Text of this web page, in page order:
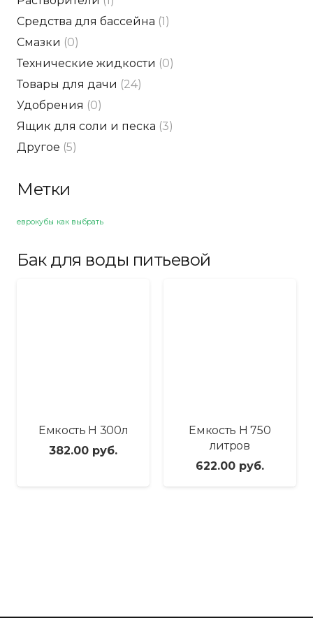
Средства для бассейна (1)
Смазки (0)
Технические жидкости (0)
Товары для дачи (24)
Удобрения (0)
Ящик для соли и песка (3)
Другое (5)
Метки
еврокубы как выбрать
Бак для воды питьевой
Емкость H 300л
382.00 руб.
Емкость H 750
литров
622.00 руб.